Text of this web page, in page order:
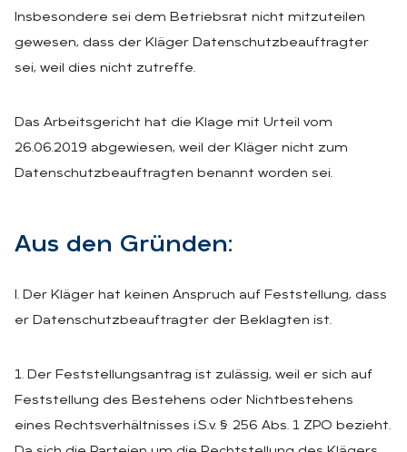
Insbesondere sei dem Betriebsrat nicht mitzuteilen
gewesen, dass der Kläger Datenschutzbeauftragter
sei, weil dies nicht zutreffe.
Das Arbeitsgericht hat die Klage mit Urteil vom
26.06.2019 abgewiesen, weil der Kläger nicht zum
Datenschutzbeauftragten benannt worden sei.
Aus den Grün­den:
I. Der Kläger hat keinen Anspruch auf Feststellung, dass
er Datenschutzbeauftragter der Beklagten ist.
1. Der Feststellungsantrag ist zulässig, weil er sich auf
Feststellung des Bestehens oder Nichtbestehens
eines Rechtsverhältnisses i.S.v. § 256 Abs. 1 ZPO bezieht.